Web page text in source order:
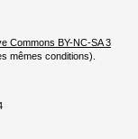
Commons BY-NC-SA 3
mêmes conditions).